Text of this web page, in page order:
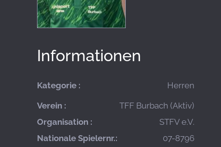
Informationen
Kategorie : Herren
Verein :
TFF Burbach (Aktiv)
Organisation :
STFV e.V.
Nationale Spielernr.:
07-8796